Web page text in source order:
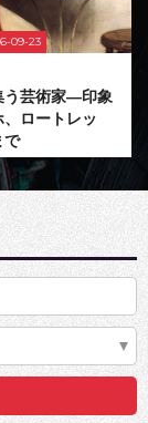
09-23
う芸術家―印象
ロートレッ
で